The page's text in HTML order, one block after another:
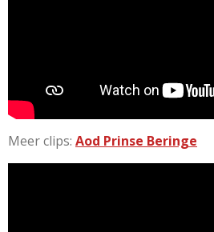
Meer clips: Aod Prinse Beringe